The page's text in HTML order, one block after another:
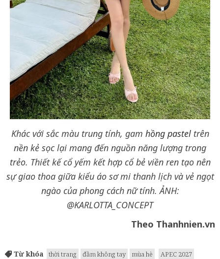
Khác với sắc màu trung tính, gam hồng pasteltrên
nền kẻ sọc lại mang đến nguồn năng lượng trong
trẻo. Thiết kế cổ yếm kết hợp cổ bẻ viền ren tạo nên
sự giao thoa giữa kiểu áo sơ mi thanh lịch và vẻ ngọt
ngào của phong cách nữ tính.ẢNH:
@KARLOTTA_CONCEPT
Theo Thanhnien.vn
Từ khóa thời trang đầm không tay mùa hè
APEC 2027